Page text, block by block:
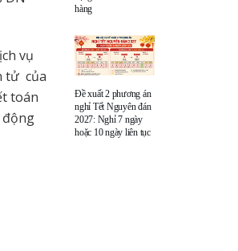
vụ
tử của
toán
động
hàng
Đề xuất 2 phương án
nghỉ Tết Nguyên đán
2027: Nghỉ 7 ngày
hoặc 10 ngày liên tục